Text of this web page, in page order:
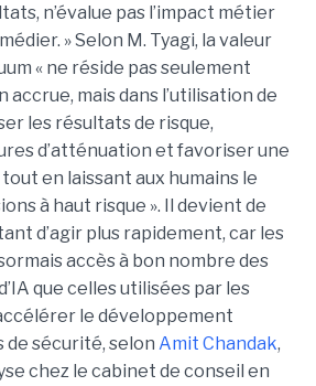
n’évalue pas l’impact métier
»Selon M. Tyagi, la valeur
« ne réside pas seulement
mais dans l’utilisation de
les résultats de risque,
d’atténuation et favoriser une
en laissant aux humains le
à haut risque ». Il devient de
d’agir plus rapidement, car les
accès à bon nombre des
que celles utilisées par les
le développement
sécurité, selon Amit Chandak,
chez le cabinet de conseil en